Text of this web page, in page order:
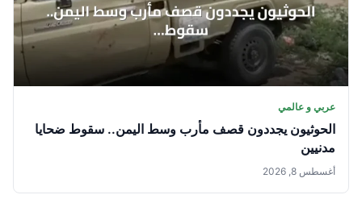
عربي و عالمي
الحوثيون يجددون قصف مأرب وسط اليمن.. سقوط ضحايا
مدنيين
أغسطس 8, 2026